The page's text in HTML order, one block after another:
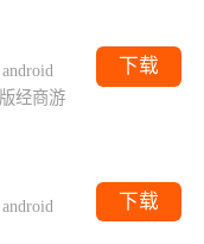
android
经商游
下载
android
下载